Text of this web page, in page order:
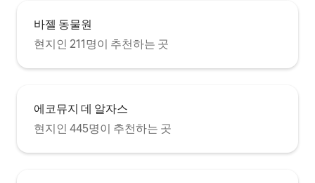
바젤 동물원
현지인 211명이 추천하는 곳
에코뮤지 데 알자스
현지인 445명이 추천하는 곳